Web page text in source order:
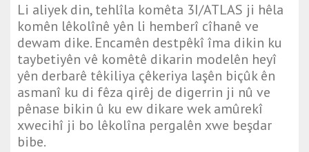
Li aliyek din, tehlîla komêta 3I/ATLAS ji hêla
komên lêkolînê yên li hemberî cîhanê ve
dewam dike. Encamên destpêkî îma dikin ku
taybetiyên vê komêtê dikarin modelên heyî
yên derbarê têkiliya çêkeriya laşên biçûk ên
asmanî ku di fêza qirêj de digerrin ji nû ve
pênase bikin û ku ew dikare wek amûrekî
xwecihî ji bo lêkolîna pergalên xwe beşdar
bibe.